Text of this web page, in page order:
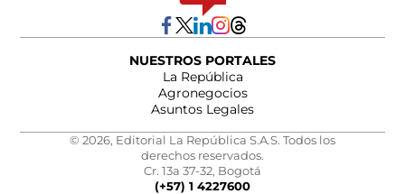
NUESTROS PORTALES
La República
Agronegocios
Asuntos Legales
© 2026, Editorial La República S.A.S. Todos los
derechos reservados.
Cr. 13a 37-32, Bogotá
(+57) 1 4227600